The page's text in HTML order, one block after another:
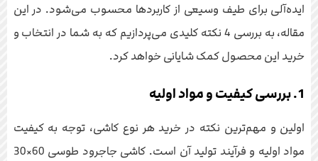
ایده‌آلی برای طیف وسیعی از کاربردها محسوب می‌شود. در این
مقاله، به بررسی 4 نکته کلیدی می‌پردازیم که به شما در انتخاب و
خرید این محصول کمک شایانی خواهد کرد.
1. بررسی کیفیت و مواد اولیه
اولین و مهم‌ترین نکته در خرید هر نوع کاشی، توجه به کیفیت
مواد اولیه و فرآیند تولید آن است. کاشی جاجرود طوسی 60×30